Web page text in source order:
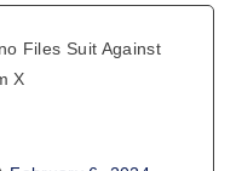
Files Suit Against
X